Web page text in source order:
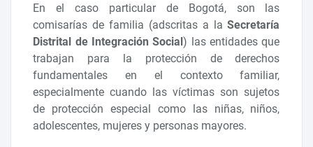
En el caso particular de Bogotá, son las
comisarías de familia (adscritas a laSecretaría
Distrital de Integración Social) las entidades que
trabajan para la protección de derechos
fundamentales en el contexto familiar,
especialmente cuando las víctimas son sujetos
de protección especial como las niñas, niños,
adolescentes, mujeres y personas mayores.